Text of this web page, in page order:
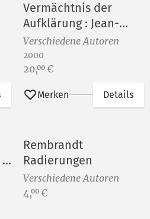
Vermächtnis der
Aufklärung : Jean-
Baptiste Oudry ; Jean-
Antoine Houdon
Verschiedene Autoren
2000
Preis:
20,00 €
Merken Details
-
Rembrandt
Radierungen
Verschiedene Autoren
Preis:
4,00 €